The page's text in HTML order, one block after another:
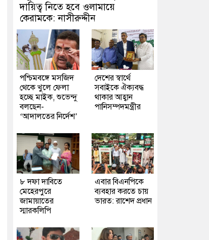
দায়িত্ব নিতে হবে ওলামায়ে
কেরামকে: নাসীরুদ্দীন
পশ্চিমবঙ্গে মসজিদ
থেকে খুলে ফেলা
হচ্ছে মাইক, শুভেন্দু
বলছেন-
‘আদালতের নির্দেশ’
দেশের স্বার্থে
সবাইকে ঐক্যবদ্ধ
থাকার আহ্বান
পানিসম্পদমন্ত্রীর
৮ দফা দাবিতে
মেহেরপুরে
জামায়াতের
স্মারকলিপি
এবার বিএনপিকে
ব্যবহার করতে চায়
ভারত: রাশেদ প্রধান